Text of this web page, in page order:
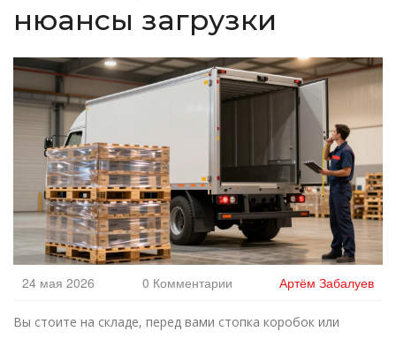
нюансы загрузки
24 мая 2026 0 Комментарии Артём Забалуев
Вы стоите на складе, перед вами стопка коробок или